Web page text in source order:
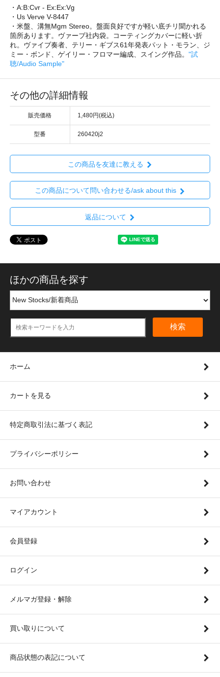
・A:B:Cvr - Ex:Ex:Vg
・Us Verve V-8447
・米盤、溝無Mgm Stereo。盤面良好ですが軽い底チリ聞かれる
箇所あります。ヴァーブ社内袋。コーティングカバーに軽い折
れ。ヴァイブ奏者、テリー・ギブス61年発表パット・モラン、ジ
ミー・ボンド、ゲイリー・フロマー編成、スイング作品。 "試
聴/Audio Sample"
その他の詳細情報
販売価格 1,480円(税込)
型番 260420j2
この商品を友達に教える
この商品について問い合わせる/ask about this
返品について
ほかの商品を探す
検索
ホーム
カートを見る
特定商取引法に基づく表記
プライバシーポリシー
お問い合わせ
マイアカウント
会員登録
ログイン
メルマガ登録・解除
買い取りについて
商品状態の表記について